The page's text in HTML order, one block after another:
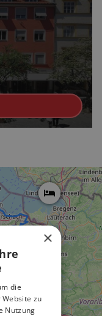
×
die
zu
Nutzung